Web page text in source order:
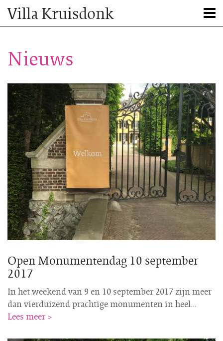
Villa Kruisdonk
Nieuws
Open Monumentendag 10 september
2017
In het weekend van 9 en 10 september 2017 zijn meer
dan vierduizend prachtige monumenten in heel…
Lees meer >